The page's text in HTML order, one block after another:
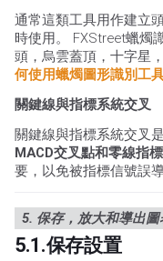
通常這類工具用作建立
時使用。 FXStreet蠟燭
頭，烏雲蓋頂，十字星
何使用蠟燭圖形識別工
關鍵線與指標系統交叉
關鍵線與指標系統交叉
MACD交叉點和零線指標
要，以免被指標信號誤導
5. 保存，放大和導出圖
5.1.保存設置